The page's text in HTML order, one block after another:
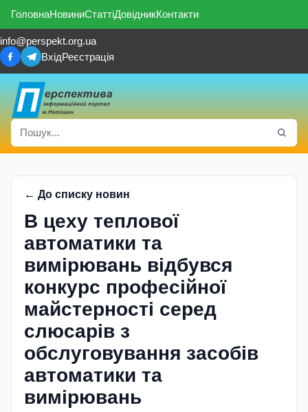
ГоловнаНовиниСтаттіДовідникКонтакти
info@perspekt.org.ua
ВхідРеєстрація
← До списку новин
В цеху теплової
автоматики та
вимірювань відбувся
конкурс професійної
майстерності серед
слюсарів з
обслуговування засобів
автоматики та
вимірювань